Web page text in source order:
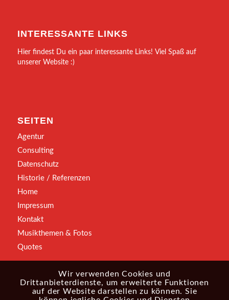
INTERESSANTE LINKS
Hier findest Du ein paar interessante Links! Viel Spaß auf
unserer Website :)
SEITEN
Agentur
Consulting
Datenschutz
Historie / Referenzen
Home
Impressum
Kontakt
Musikthemen & Fotos
Quotes
Wir verwenden Cookies und
Drittanbieterdienste, um erweiterte Funktionen
auf der Website darstellen zu können. Sie